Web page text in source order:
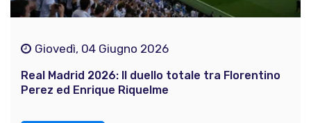
Giovedì, 04 Giugno 2026
Real Madrid 2026: Il duello totale tra Florentino
Perez ed Enrique Riquelme